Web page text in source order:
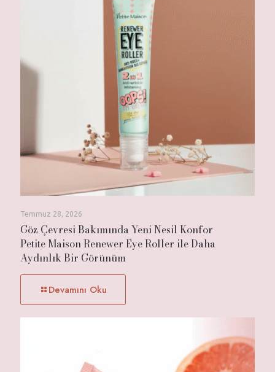
Temmuz 28, 2026
Göz Çevresi Bakımında Yeni Nesil Konfor
Petite Maison Renewer Eye Roller ile Daha
Aydınlık Bir Görünüm
Devamını Oku